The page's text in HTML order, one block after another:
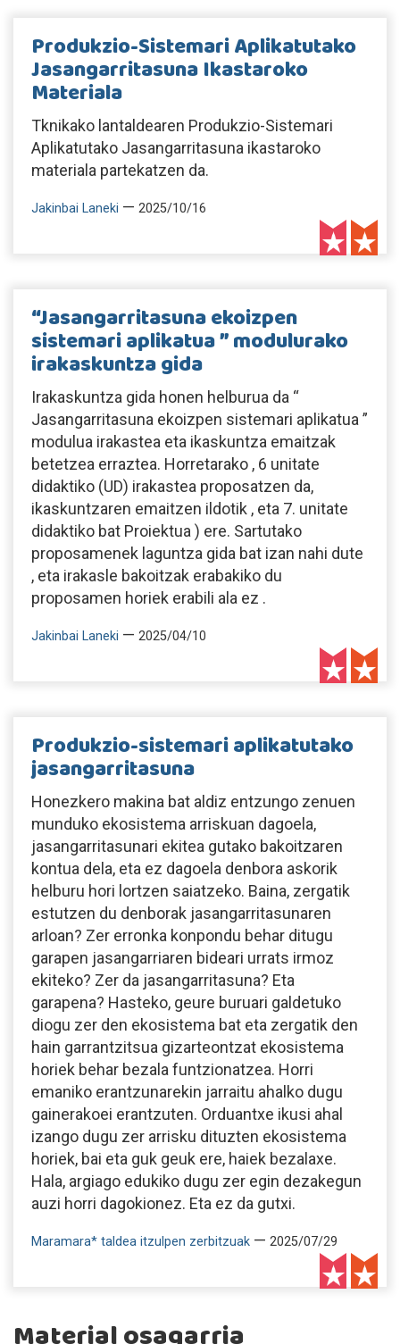
Produkzio-Sistemari Aplikatutako
Jasangarritasuna Ikastaroko
Materiala
Tknikako lantaldearen Produkzio-Sistemari
Aplikatutako Jasangarritasuna ikastaroko
materiala partekatzen da.
Jakinbai Laneki — 2025/10/16
“Jasangarritasuna ekoizpen
sistemari aplikatua ” modulurako
irakaskuntza gida
Irakaskuntza gida honen helburua da “
Jasangarritasuna ekoizpen sistemari aplikatua ”
modulua irakastea eta ikaskuntza emaitzak
betetzea erraztea. Horretarako , 6 unitate
didaktiko (UD) irakastea proposatzen da,
ikaskuntzaren emaitzen ildotik , eta 7. unitate
didaktiko bat Proiektua ) ere. Sartutako
proposamenek laguntza gida bat izan nahi dute
, eta irakasle bakoitzak erabakiko du
proposamen horiek erabili ala ez .
Jakinbai Laneki — 2025/04/10
Produkzio-sistemari aplikatutako
jasangarritasuna
Honezkero makina bat aldiz entzungo zenuen
munduko ekosistema arriskuan dagoela,
jasangarritasunari ekitea gutako bakoitzaren
kontua dela, eta ez dagoela denbora askorik
helburu hori lortzen saiatzeko. Baina, zergatik
estutzen du denborak jasangarritasunaren
arloan? Zer erronka konpondu behar ditugu
garapen jasangarriaren bideari urrats irmoz
ekiteko? Zer da jasangarritasuna? Eta
garapena? Hasteko, geure buruari galdetuko
diogu zer den ekosistema bat eta zergatik den
hain garrantzitsua gizarteontzat ekosistema
horiek behar bezala funtzionatzea. Horri
emaniko erantzunarekin jarraitu ahalko dugu
gainerakoei erantzuten. Orduantxe ikusi ahal
izango dugu zer arrisku dituzten ekosistema
horiek, bai eta guk geuk ere, haiek bezalaxe.
Hala, argiago edukiko dugu zer egin dezakegun
auzi horri dagokionez. Eta ez da gutxi.
Maramara* taldea itzulpen zerbitzuak — 2025/07/29